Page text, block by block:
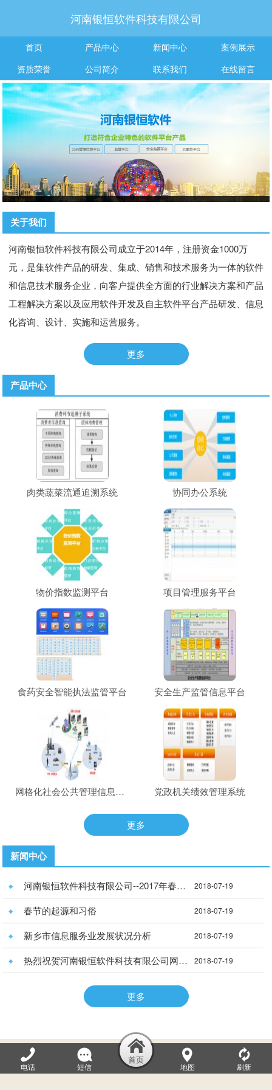
河南银恒软件科技有限公司
首页 产品中心 新闻中心
案例展示
资质荣誉
公司简介 联系我们 在线留言
关于我们
河南银恒软件科技有限公司成立于2014年，注册资金1000万
元，是集软件产品的研发、集成、销售和技术服务为一体的软件
和信息技术服务企业，向客户提供全方面的行业解决方案和产品
工程解决方案以及应用软件开发及自主软件平台产品研发、信息
化咨询、设计、实施和运营服务。
更多
产品中心
肉类蔬菜流通追溯系统 协同办公系统
物价指数监测平台 项目管理服务平台
食药安全智能执法监管平台 安全生产监管信息平台
网格化社会公共管理信息平台 党政机关绩效管理系统
更多
新闻中心
河南银恒软件科技有限公司--2017年春季拓展训练营 2018-07-19
春节的起源和习俗 2018-07-19
新乡市信息服务业发展状况分析 2018-07-19
热烈祝贺河南银恒软件科技有限公司网站正式开通！！ 2018-07-19
更多
河南银恒软件科技有限公司
电话 短信 地图 刷新